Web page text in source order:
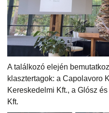
A találkozó elején
klasztertagok: a Capolavoro
Kereskedelmi Kft., a Glósz
Kft.